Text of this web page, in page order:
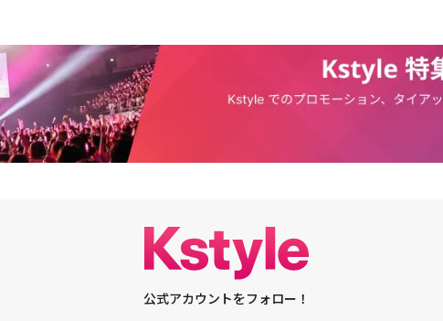
公式アカウントをフォロー！